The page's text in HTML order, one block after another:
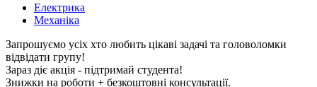
Електрика
Механіка
Запрошуємо усіх хто любить цікаві задачі та головоломки
відвідати групу!
Зараз діє акція - підтримай студента!
Знижки на роботи + безкоштовні консультації.